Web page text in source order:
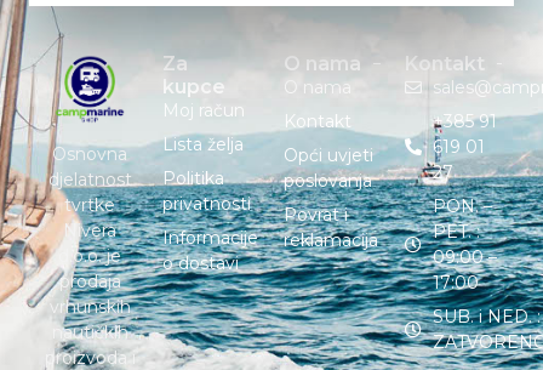
Osnovna
djelatnost
tvrtke
Nivera
d.o.o. je
prodaja
vrhunskih
nautičkih
proizvoda i
Za
kupce
Moj račun
Lista želja
Politika
privatnosti
Informacije
o dostavi
O nama
O nama
Kontakt
Opći uvjeti
poslovanja
Povrat i
reklamacija
Kontakt
+385 91
619 01
27
PON. –
PET. :
09:00 –
17:00
SUB. i NED. :